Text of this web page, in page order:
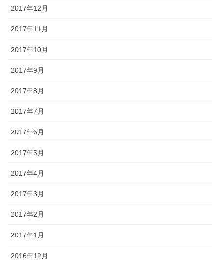
2017年12月
2017年11月
2017年10月
2017年9月
2017年8月
2017年7月
2017年6月
2017年5月
2017年4月
2017年3月
2017年2月
2017年1月
2016年12月